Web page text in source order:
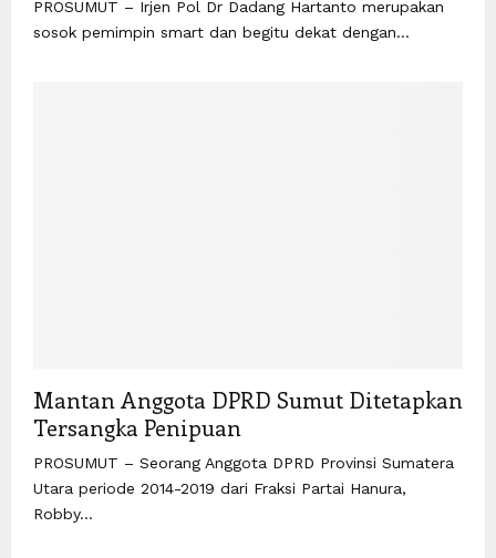
PROSUMUT – Irjen Pol Dr Dadang Hartanto merupakan
sosok pemimpin smart dan begitu dekat dengan...
Mantan Anggota DPRD Sumut Ditetapkan
Tersangka Penipuan
PROSUMUT – Seorang Anggota DPRD Provinsi Sumatera
Utara periode 2014-2019 dari Fraksi Partai Hanura,
Robby...